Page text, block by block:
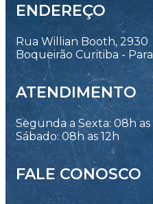
ENDEREÇO
Rua Willian Booth, 2930
Boqueirão Curitiba -
ATENDIMENTO
Segunda a Sexta: 08h as
Sábado: 08h as 12h
FALE CONOSCO